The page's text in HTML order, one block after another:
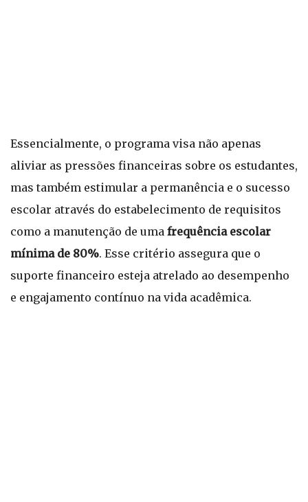
Essencialmente, o programa visa não apenas
aliviar as pressões financeiras sobre os estudantes,
mas também estimular a permanência e o sucesso
escolar através do estabelecimento de requisitos
como a manutenção de uma frequência escolar
mínima de 80%. Esse critério assegura que o
suporte financeiro esteja atrelado ao desempenho
e engajamento contínuo na vida acadêmica.